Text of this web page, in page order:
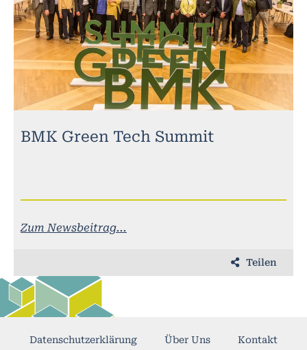
BMK Green Tech Summit
Zum Newsbeitrag...
Teilen
Datenschutzerklärung Über Uns Kontakt